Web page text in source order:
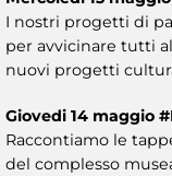
I nostri progetti di
per avvicinare tutti
nuovi progetti
Giovedi 14 maggio
Raccontiamo le
del complesso